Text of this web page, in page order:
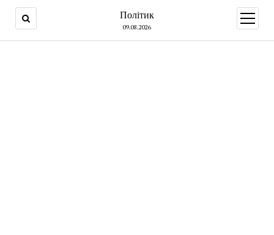
Політик
09.08.2026
open
menu